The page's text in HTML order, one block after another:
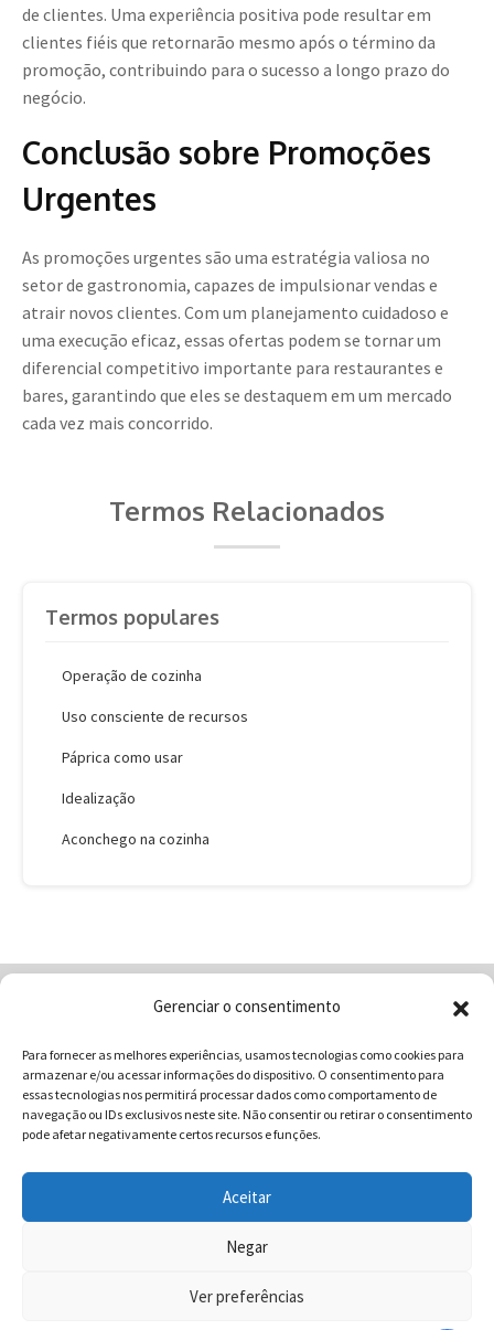
Gerenciar o consentimento
Para fornecer as melhores experiências, usamos tecnologias como cookies para
armazenar e/ou acessar informações do dispositivo. O consentimento para
essas tecnologias nos permitirá processar dados como comportamento de
navegação ou IDs exclusivos neste site. Não consentir ou retirar o consentimento
pode afetar negativamente certos recursos e funções.
Aceitar
Negar
Ver preferências
de clientes. Uma experiência positiva pode resultar em
clientes fiéis que retornarão mesmo após o término da
promoção, contribuindo para o sucesso a longo prazo do
negócio.
Conclusão sobre Promoções
Urgentes
As promoções urgentes são uma estratégia valiosa no
setor de gastronomia, capazes de impulsionar vendas e
atrair novos clientes. Com um planejamento cuidadoso e
uma execução eficaz, essas ofertas podem se tornar um
diferencial competitivo importante para restaurantes e
bares, garantindo que eles se destaquem em um mercado
cada vez mais concorrido.
Termos Relacionados
Termos populares
Operação de cozinha
Uso consciente de recursos
Páprica como usar
Idealização
Aconchego na cozinha
Contatos
Receitas
Blog
Vocabulário da Gastronomia
COMUNICAR - Comunicação e Marketing | CNPJ:
03.013.350/0001-80 | Rua 82 Nº99 Qd. F13 Lt. 13 Sala 01 - Setor
996358681 - CEP: 74.083-010 | © 2025 COMUNICAR.COM.BR